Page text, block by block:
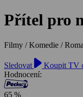
Přítel pro
Filmy / Komedie /
Sledovat
Koupit TV
Hodnocení:
65 %